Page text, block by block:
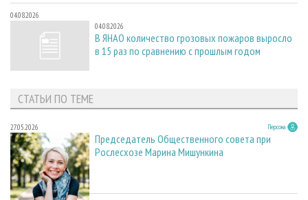
04.08.2026
04.08.2026
В ЯНАО количество грозовых пожаров выросло
в 15 раз по сравнению с прошлым годом
СТАТЬИ ПО ТЕМЕ
27.05.2026 Персона
Председатель Общественного совета при
Рослесхозе Марина Мишункина